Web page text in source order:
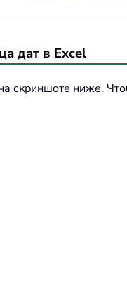
дат в Excel
скриншоте ниже.